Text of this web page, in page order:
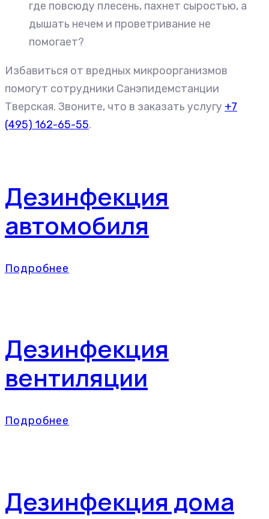
где повсюду плесень, пахнет сыростью, а
дышать нечем и проветривание не
помогает?
Избавиться от вредных микроорганизмов
помогут сотрудники Санэпидемстанции
Тверская. Звоните, что в заказать услугу +7
(495) 162-65-55.
Дезинфекция
автомобиля
Подробнее
Дезинфекция
вентиляции
Подробнее
Дезинфекция дома